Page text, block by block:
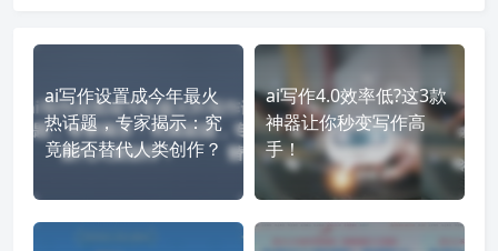
ai写作设置成今年最火
热话题，专家揭示：究
竟能否替代人类创作？
ai写作4.0效率低?这3款
神器让你秒变写作高
手！